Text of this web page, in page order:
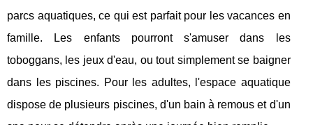
parcs aquatiques, ce qui est parfait pour les vacances en
famille. Les enfants pourront s'amuser dans les
toboggans, les jeux d'eau, ou tout simplement se baigner
dans les piscines. Pour les adultes, l'espace aquatique
dispose de plusieurs piscines, d'un bain à remous et d'un